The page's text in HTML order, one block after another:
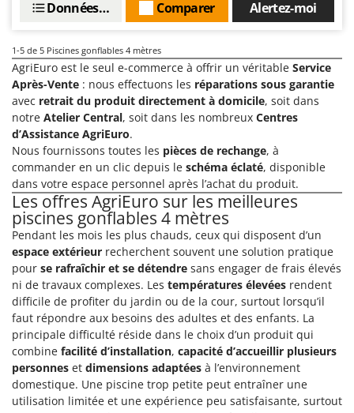
Machines pour la transformation des fruits
Motobineuses
Motoculteurs
Motofaucheuses
Motopompes pour irrigation
Moulins à céréales électriques
Moulins à farine
N
Nettoyeurs et Balais à vapeur
Nettoyeurs haute pression
Nettoyeurs tapis, moquettes et tapisseries
P
Peignes vibreurs et Secoueurs à olives
Pelles rétros pour tracteur
Perches Élagueuses
Pétrins à Spirale
Piscines
Famur
FBC
Ferrari Group
Ferroni
Ferrua
FIAC
FIEM
Fimar
FINI
Fiorentini
Fiskars
Flymo
Fontana Forni
Forest Master
Francini
Alertez-moi
Comparer
Données techniques
1-5 de 5 Piscines gonflables 4 mètres
AgriEuro est le seul e-commerce à offrir un véritable Service
Après-Vente : nous effectuons les réparations sous garantie
avec retrait du produit directement à domicile, soit dans
notre Atelier Central, soit dans les nombreux Centres
d’Assistance AgriEuro.
Nous fournissons toutes les pièces de rechange, à
commander en un clic depuis le schéma éclaté, disponible
dans votre espace personnel après l’achat du produit.
Les offres AgriEuro sur les meilleures
piscines gonflables 4 mètres
Pendant les mois les plus chauds, ceux qui disposent d’un
espace extérieur recherchent souvent une solution pratique
pour se rafraîchir et se détendre sans engager de frais élevés
ni de travaux complexes. Les températures élevées rendent
difficile de profiter du jardin ou de la cour, surtout lorsqu’il
faut répondre aux besoins des adultes et des enfants. La
principale difficulté réside dans le choix d’un produit qui
combine facilité d’installation, capacité d’accueillir plusieurs
personnes et dimensions adaptées à l’environnement
domestique. Une piscine trop petite peut entraîner une
utilisation limitée et une expérience peu satisfaisante, surtout